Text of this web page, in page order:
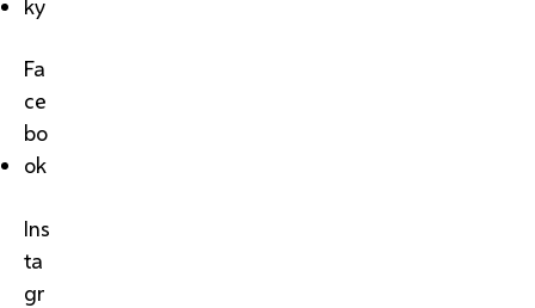
Fa
ce
bo
ok
Ins
ta
gr